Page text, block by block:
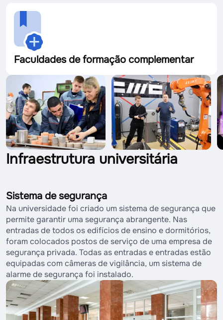
Faculdades de formação complementar
Infraestrutura universitária
Sistema de segurança
Na universidade foi criado um sistema de segurança que
permite garantir uma segurança abrangente. Nas
entradas de todos os edifícios de ensino e dormitórios,
foram colocados postos de serviço de uma empresa de
segurança privada. Todas as entradas e entradas estão
equipadas com câmeras de vigilância, um sistema de
alarme de segurança foi instalado.